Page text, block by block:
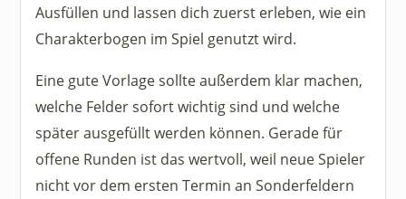
Ausfüllen und lassen dich zuerst erleben, wie ein
Charakterbogen im Spiel genutzt wird.
Eine gute Vorlage sollte außerdem klar machen,
welche Felder sofort wichtig sind und welche
später ausgefüllt werden können. Gerade für
offene Runden ist das wertvoll, weil neue Spieler
nicht vor dem ersten Termin an Sonderfeldern